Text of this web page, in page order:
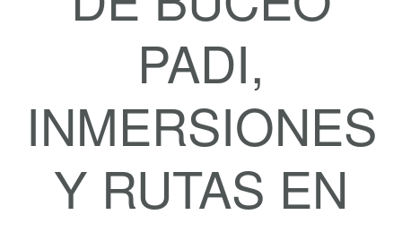
PADI,
INMERSIONES
Y RUTAS EN